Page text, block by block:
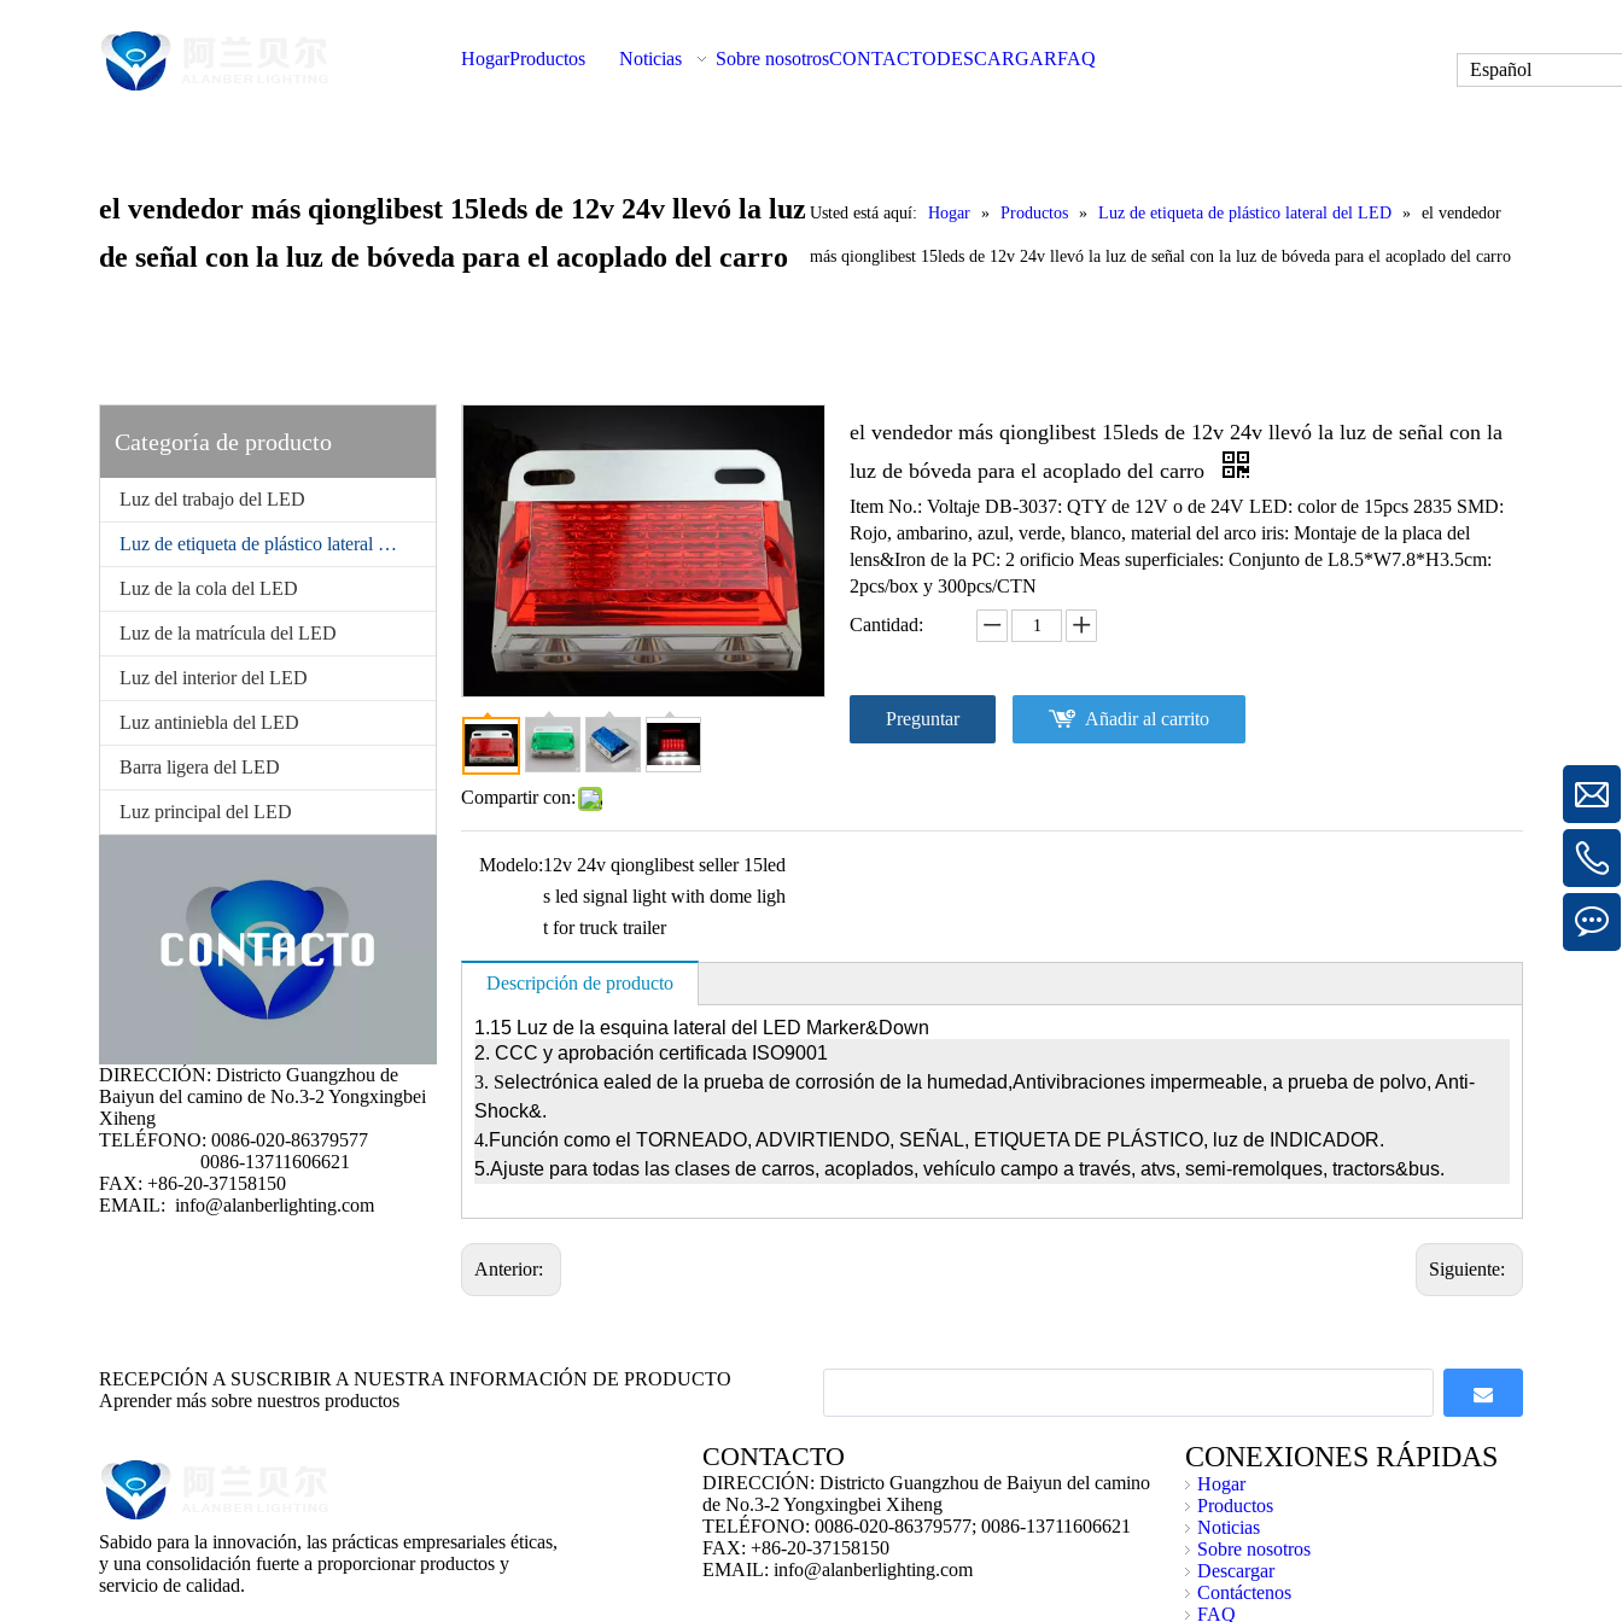
HogarProductos Noticias Sobre nosotrosCONTACTODESCARGARFAQ
Español
el vendedor más qionglibest 15leds de 12v 24v llevó la luz
de señal con la luz de bóveda para el acoplado del carro
Usted está aquí: Hogar » Productos » Luz de etiqueta de plástico lateral del LED » el vendedor
más qionglibest 15leds de 12v 24v llevó la luz de señal con la luz de bóveda para el acoplado del carro
Categoría de producto
Luz del trabajo del LED
Luz de etiqueta de plástico lateral del LED
Luz de la cola del LED
Luz de la matrícula del LED
Luz del interior del LED
Luz antiniebla del LED
Barra ligera del LED
Luz principal del LED
DIRECCIÓN: Districto Guangzhou de
Baiyun del camino de No.3-2 Yongxingbei
Xiheng
TELÉFONO: 0086-020-86379577
0086-13711606621
FAX: +86-20-37158150
EMAIL: info@alanberlighting.com
Compartir con:
el vendedor más qionglibest 15leds de 12v 24v llevó la luz de señal con la
luz de bóveda para el acoplado del carro
Item No.: Voltaje DB-3037: QTY de 12V o de 24V LED: color de 15pcs 2835 SMD:
Rojo, ambarino, azul, verde, blanco, material del arco iris: Montaje de la placa del
lens&Iron de la PC: 2 orificio Meas superficiales: Conjunto de L8.5*W7.8*H3.5cm:
2pcs/box y 300pcs/CTN
Cantidad:
Preguntar Añadir al carrito
Modelo:12v 24v qionglibest seller 15led
s led signal light with dome ligh
t for truck trailer
Descripción de producto
1.15 Luz de la esquina lateral del LED Marker&Down
2. CCC y aprobación certificada ISO9001
3. Selectrónica ealed de la prueba de corrosión de la humedad,Antivibraciones impermeable, a prueba de polvo, Anti-
Shock&.
4.Función como el TORNEADO, ADVIRTIENDO, SEÑAL, ETIQUETA DE PLÁSTICO, luz de INDICADOR.
5.Ajuste para todas las clases de carros, acoplados, vehículo campo a través, atvs, semi-remolques, tractors&bus.
Anterior: Siguiente:
RECEPCIÓN A SUSCRIBIR A NUESTRA INFORMACIÓN DE PRODUCTO
Aprender más sobre nuestros productos
Sabido para la innovación, las prácticas empresariales éticas,
y una consolidación fuerte a proporcionar productos y
servicio de calidad.
CONTACTO
DIRECCIÓN: Districto Guangzhou de Baiyun del camino
de No.3-2 Yongxingbei Xiheng
TELÉFONO: 0086-020-86379577; 0086-13711606621
FAX: +86-20-37158150
EMAIL: info@alanberlighting.com
CONEXIONES RÁPIDAS
Hogar
Productos
Noticias
Sobre nosotros
Descargar
Contáctenos
FAQ